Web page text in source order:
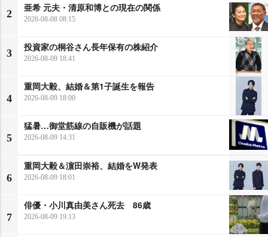
2
亜希 元夫・清原和博との現在の関係
2026-08-08 08:15
3
投資家の桐谷さん長年保有の株紹介
2026-08-09 18:41
4
重岡大毅、結婚＆第1子誕生を報告
2026-08-09 18:00
5
猛暑…御堂筋線の自販機が話題
2026-08-09 14:31
6
重岡大毅＆濵田崇裕、結婚をW発表
2026-08-09 18:01
7
俳優・小川真由美さん死去 86歳
2026-08-09 19:13